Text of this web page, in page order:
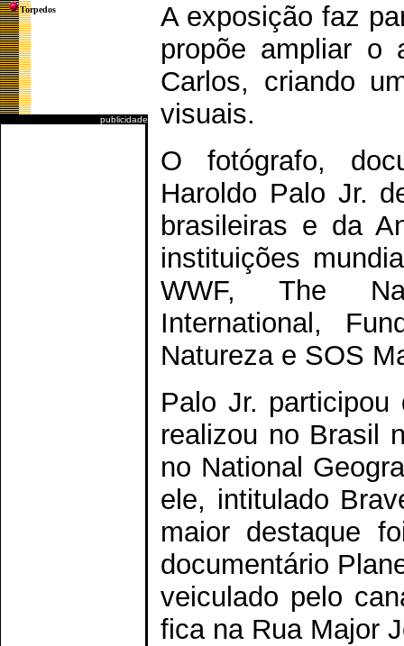
Torpedos
publicidade
A exposição faz
propõe ampliar o
Carlos, criando
visuais.
O fotógrafo,
Haroldo Palo Jr.
brasileiras e da
instituições
WWF, The
International,
Natureza e SOS
Palo Jr. participou
realizou no Brasil
no National
ele, intitulado
maior destaque
documentário
veiculado pelo
fica na Rua Major